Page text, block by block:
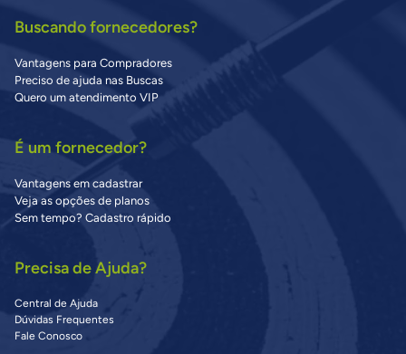
Buscando fornecedores?
Vantagens para Compradores
Preciso de ajuda nas Buscas
Quero um atendimento VIP
É um fornecedor?
Vantagens em cadastrar
Veja as opções de planos
Sem tempo? Cadastro rápido
Precisa de Ajuda?
Central de Ajuda
Dúvidas Frequentes
Fale Conosco